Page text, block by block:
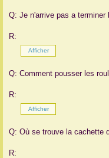
Q: Je n'arrive pas a
R:
Q: Comment pousser les
R:
Q: Où se trouve la cachette
R: